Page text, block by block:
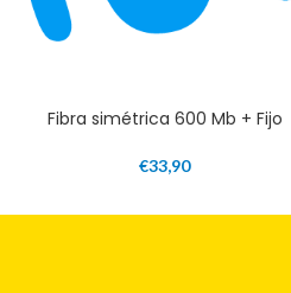
Fibra simétrica 600 Mb + Fijo
€33,90